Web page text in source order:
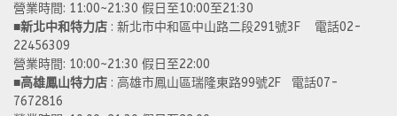
營業時間: 11:00~21:30 假日至10:00至21:30
■新北中和特力店 : 新北市中和區中山路二段291號3F    電話02-
22456309
營業時間: 10:00~21:30 假日至22:00
■高雄鳳山特力店 : 高雄市鳳山區瑞隆東路99號2F   電話07-
7672816